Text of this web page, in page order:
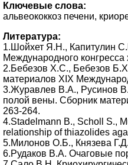
Ключевые слова:
альвеококкоз печени,
Литература:
1.Шойхет Я.Н., Капитулин
Международного конгресса
2.Бебезов Х.С., Бебезов
материалов XIX
3.Журавлев В.А., Русинов
полой вены. Сборник
263-264.
4.Stadelmann B., Scholl S.,
relationship of thiazolides
5.Милонов О.Б., Князева
6.Рудаков В.А. Очаговые